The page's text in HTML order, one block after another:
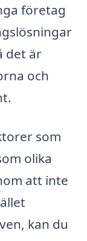
företag
det är
och
som
olika
att inte
kan du